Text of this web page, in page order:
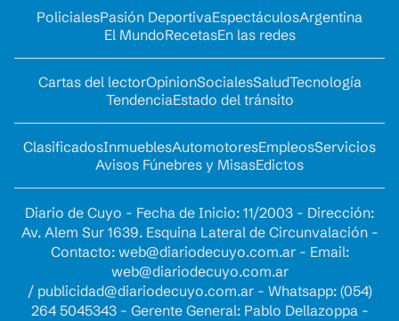
PolicialesPasión DeportivaEspectáculosArgentina
El MundoRecetasEn las redes
Cartas del lectorOpinionSocialesSaludTecnología
TendenciaEstado del tránsito
ClasificadosInmueblesAutomotoresEmpleosServicios
Avisos Fúnebres y MisasEdictos
Diario de Cuyo - Fecha de Inicio: 11/2003 - Dirección:
Av. Alem Sur 1639. Esquina Lateral de Circunvalación -
Contacto: web@diariodecuyo.com.ar- Email:
web@diariodecuyo.com.ar
/ publicidad@diariodecuyo.com.ar- Whatsapp: (054)
264 5045343 - Gerente General: Pablo Dellazoppa -